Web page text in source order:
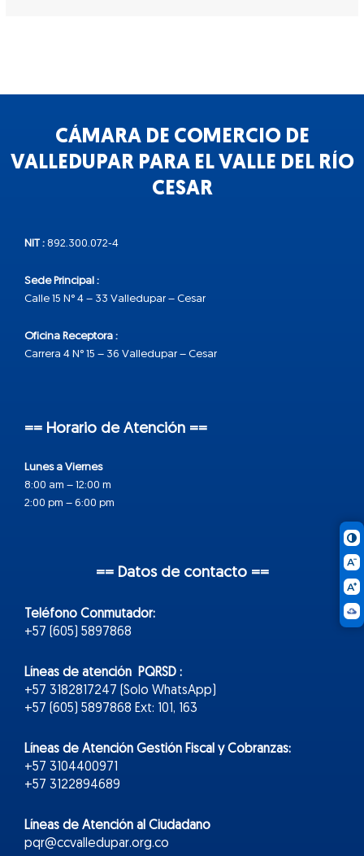
CÁMARA DE COMERCIO DE
VALLEDUPAR PARA EL VALLE DEL RÍO
CESAR
NIT : 892.300.072-4
Sede Principal :
Calle 15 N° 4 – 33 Valledupar – Cesar
Oficina Receptora :
Carrera 4 N° 15 – 36 Valledupar – Cesar
== Horario de Atención ==
Lunes a Viernes
8:00 am – 12:00 m
2:00 pm – 6:00 pm
== Datos de contacto ==
Teléfono Conmutador:
+57 (605) 5897868
Líneas de atención PQRSD :
+57 3182817247 (Solo WhatsApp)
+57 (605) 5897868 Ext: 101, 163
Líneas de Atención Gestión Fiscal y Cobranzas:
+57 3104400971
+57 3122894689
Líneas de Atención al Ciudadano
pqr@ccvalledupar.org.co